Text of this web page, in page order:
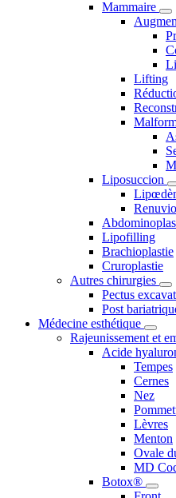
Mammaire
Lifting
Liposuccion
Lipofilling
Brachioplastie
Cruroplastie
Autres chirurgies
Pectus
Post
Médecine esthétique
Rajeunissement et
Acide
Tempes
Cernes
Nez
Lèvres
Menton
Ovale
MD
Botox®